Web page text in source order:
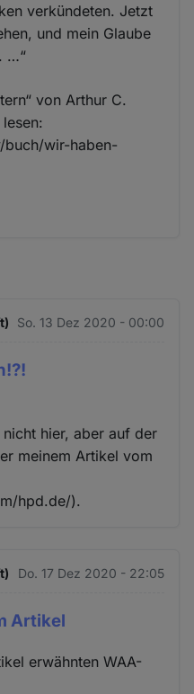
verkündeten. Jetzt
und mein Glaube
…“
von Arthur C.
wir-haben-
So. 13 Dez 2020 - 00:00
hier, aber auf der
meinem Artikel vom
hpd.de/).
Do. 17 Dez 2020 - 22:05
Artikel
erwähnten WAA-